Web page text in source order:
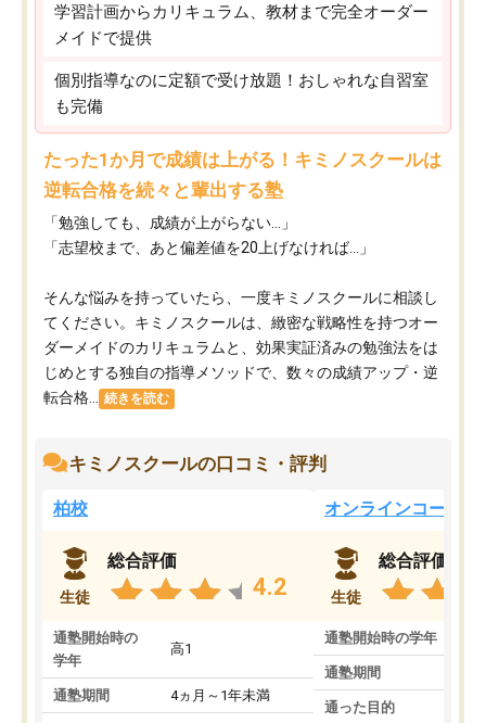
学習計画からカリキュラム、教材まで完全オーダー
メイドで提供
個別指導なのに定額で受け放題！おしゃれな自習室
も完備
たった1か月で成績は上がる！キミノスクールは
逆転合格を続々と輩出する塾
「勉強しても、成績が上がらない…」
「志望校まで、あと偏差値を20上げなければ…」
そんな悩みを持っていたら、一度キミノスクールに相談し
てください。キミノスクールは、緻密な戦略性を持つオー
ダーメイドのカリキュラムと、効果実証済みの勉強法をは
じめとする独自の指導メソッドで、数々の成績アップ・逆
転合格...
続きを読む
キミノスクールの口コミ・評判
柏校
生徒
総合評価
4.2
通塾開始時の
学年
高1
通塾期間 4ヵ月～1年未満
オンラインコース
生徒
総合評価
通塾開始時の学年
通塾期間
通った目的